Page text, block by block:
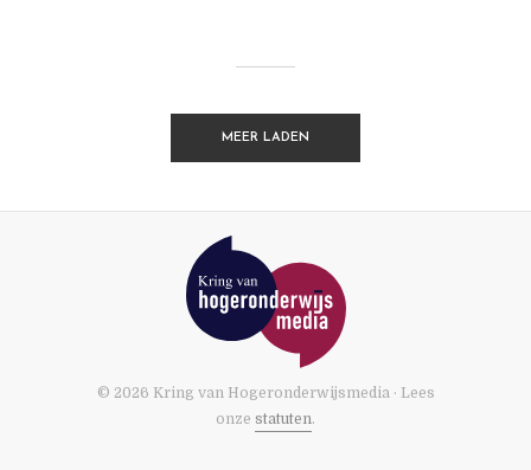
MEER LADEN
© 2026 Kring van Hogeronderwijsmedia · Lees
onze statuten.